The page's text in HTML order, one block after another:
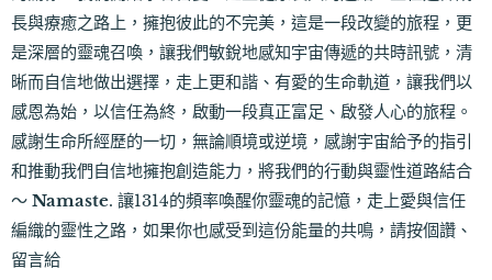
長與療癒之路上，擁抱彼此的不完美，這是一段改變的旅程，更
是深層的靈魂召喚，讓我們敏銳地感知宇宙傳遞的共時訊號，清
晰而自信地做出選擇，走上更和諧、有愛的生命軌道，讓我們以
感恩為始，以信任為終，啟動一段真正富足、啟發人心的旅程。
感謝生命所經歷的一切，無論順境或逆境，感謝宇宙給予的指引
和推動我們自信地擁抱創造能力，將我們的行動與靈性道路結合
～ Namaste. 讓1314的頻率喚醒你靈魂的記憶，走上愛與信任
編織的靈性之路，如果你也感受到這份能量的共鳴，請按個讚、
留言給